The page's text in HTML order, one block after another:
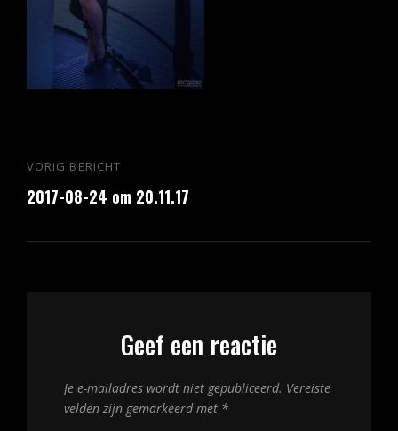
Bericht
navigatie
Vorig
bericht
VORIG BERICHT
2017-08-24 om 20.11.17
Geef een reactie
Je e-mailadres wordt niet gepubliceerd. Vereiste
velden zijn gemarkeerd met *